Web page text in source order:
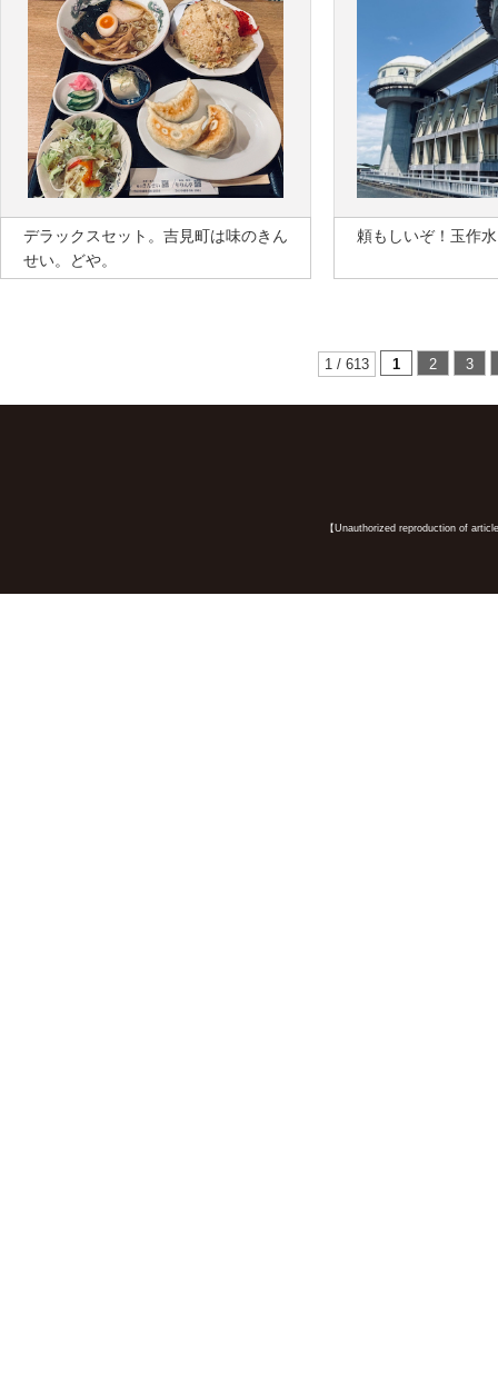
デラックスセット。吉見町は味のきん
せい。どや。
頼もしいぞ！玉作
1 / 613 1 2 3
【Unauthorized reproduction of